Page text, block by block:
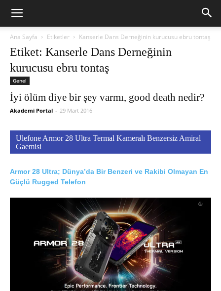
Ana Sayfa Etiketler Kanserle Dans Derneğinin kurucusu ebru tontaş
Etiket: Kanserle Dans Derneğinin
kurucusu ebru tontaş
Genel
İyi ölüm diye bir şey varmı, good death nedir?
Akademi Portal - 29 Mart 2016
Ulefone Armor 28 Ultra Termal Kameralı Benzersiz Amiral
Gaemisi
Armor 28 Ultra; Dünya’da Bir Benzeri ve Rakibi Olmayan En
Güçlü Rugged Telefon